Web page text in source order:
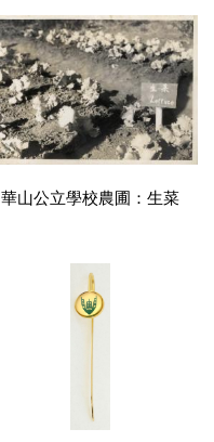
華山公立學校農圃：生菜